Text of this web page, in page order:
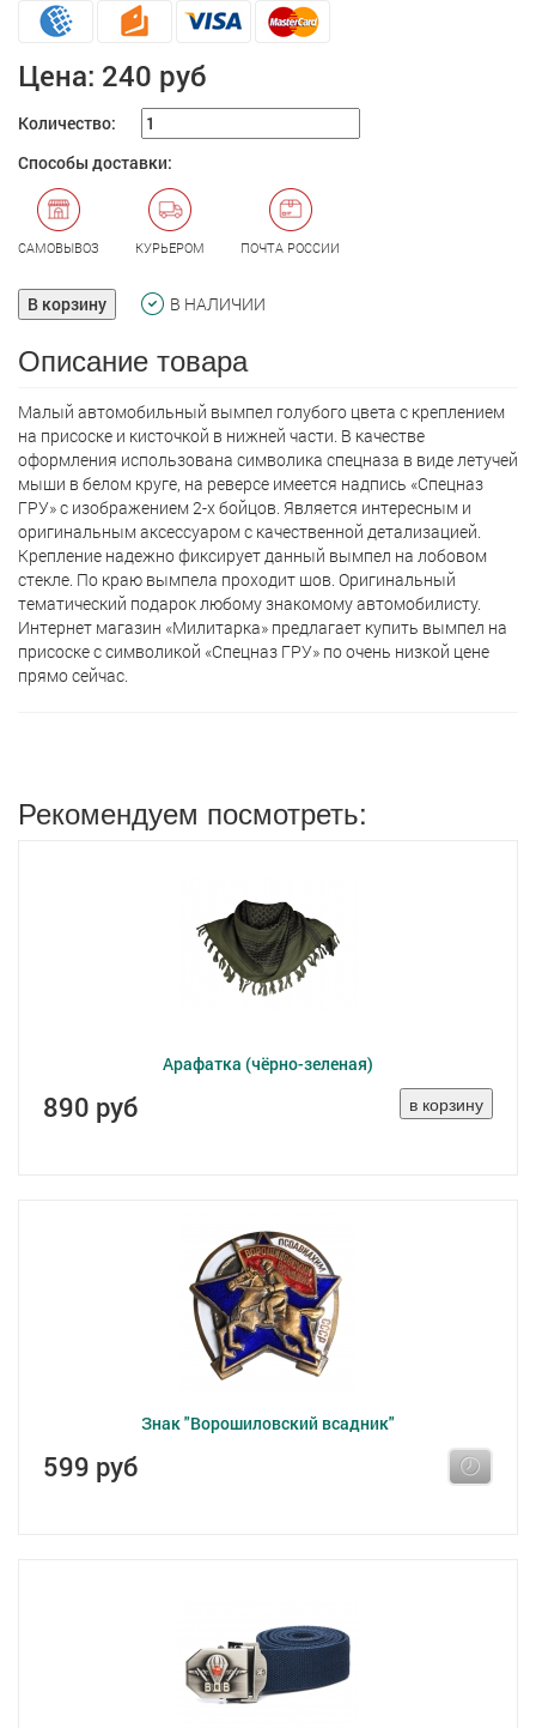
Цена: 240 руб
Количество:
Способы доставки:
САМОВЫВОЗ КУРЬЕРОМ ПОЧТА РОССИИ
В корзину В НАЛИЧИИ
Описание товара
Малый автомобильный вымпел голубого цвета с креплением
на присоске и кисточкой в нижней части. В качестве
оформления использована символика спецназа в виде летучей
мыши в белом круге, на реверсе имеется надпись «Спецназ
ГРУ» с изображением 2-х бойцов. Является интересным и
оригинальным аксессуаром с качественной детализацией.
Крепление надежно фиксирует данный вымпел на лобовом
стекле. По краю вымпела проходит шов. Оригинальный
тематический подарок любому знакомому автомобилисту.
Интернет магазин «Милитарка» предлагает кyпить вымпел на
присоске с символикой «Спецназ ГРУ» по очень низкой цене
прямо сейчас.
Рекомендуем посмотреть:
Арафатка (чёрно-зеленая)
890 руб
Знак "Ворошиловский всадник"
599 руб